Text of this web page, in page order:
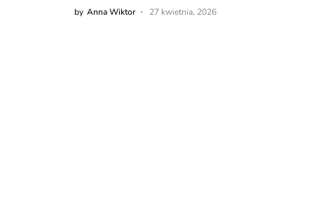
by Anna Wiktor 27 kwietnia, 2026